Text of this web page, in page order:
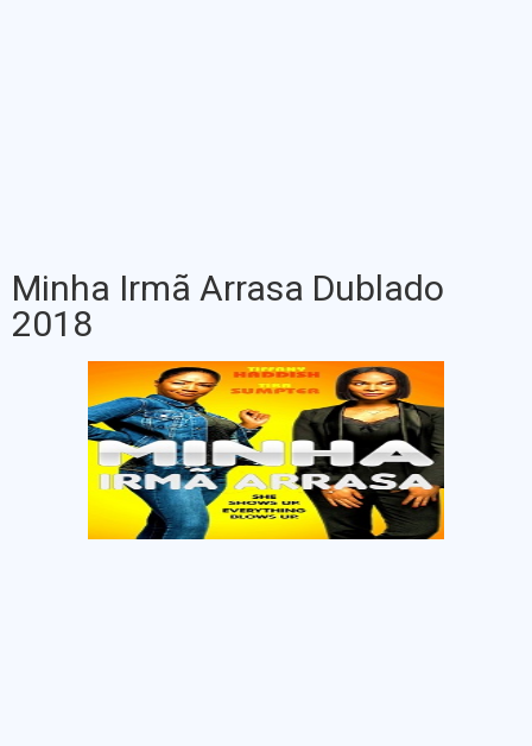
Minha Irmã Arrasa Dublado
2018